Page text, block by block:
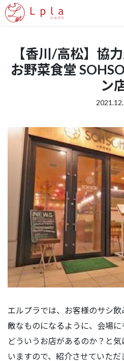
【香川/高松】協
お野菜食堂
ン
エルプラでは、お客様のサシ
敵なものになるように、会場に
どういうお店があるのか？と
いますので、紹介させていただ